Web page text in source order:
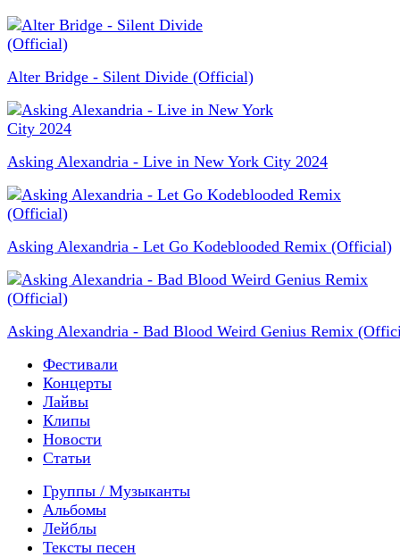
Alter Bridge - Silent Divide (Official)
Asking Alexandria - Live in New York City 2024
Asking Alexandria - Let Go Kodeblooded Remix (Official)
Asking Alexandria - Bad Blood Weird Genius Remix
Фестивали
Концерты
Лайвы
Клипы
Новости
Статьи
Группы / Музыканты
Альбомы
Лейблы
Тексты песен